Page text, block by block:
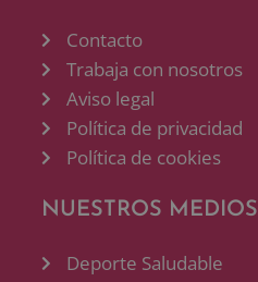
Contacto
Trabaja con nosotros
Aviso legal
Política de privacidad
Política de cookies
NUESTROS MEDIOS
Deporte Saludable